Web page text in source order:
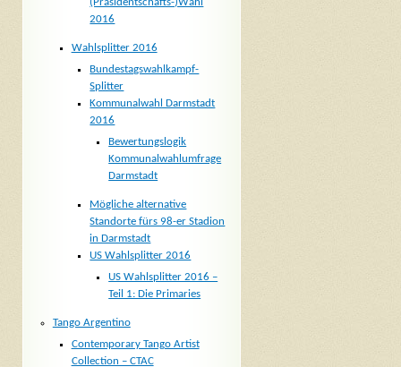
2016
Wahlsplitter 2016
Bundestagswahlkampf-
Splitter
Kommunalwahl Darmstadt
2016
Bewertungslogik
Kommunalwahlumfrage
Darmstadt
Mögliche alternative
Standorte fürs 98-er Stadion
in Darmstadt
US Wahlsplitter 2016
US Wahlsplitter 2016 –
Teil 1: Die Primaries
Tango Argentino
Contemporary Tango Artist
Collection – CTAC